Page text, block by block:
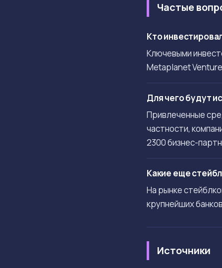
Частые
Кто
Ключевыми
Metaplanet
Для чего будут
Привлеченные
частности,
2300 бизнес-
Какие еще
На рынке
крупнейших
Источники